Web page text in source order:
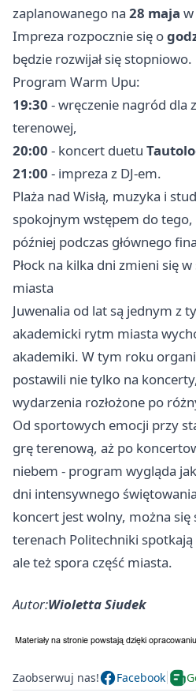
zaplanowanego na 28 maja w
Impreza rozpocznie się o
będzie rozwijał się stopniowo.
Program Warm Upu:
19:30 - wręczenie nagród dla
terenowej,
20:00 - koncert duetu
21:00 - impreza z DJ-em.
Plaża nad Wisłą, muzyka i
spokojnym wstępem do tego,
później podczas głównego
Płock na kilka dni zmieni się
miasta
Juwenalia od lat są jednym z
akademicki rytm miasta
akademiki. W tym roku
postawili nie tylko na
wydarzenia rozłożone po
Od sportowych emocji przy
grę terenową, aż po
niebem - program wygląda
dni intensywnego
koncert jest wolny, można się
terenach Politechniki
ale też spora część miasta.
Autor:Wioletta Siudek
Zaobserwuj nas! Facebook